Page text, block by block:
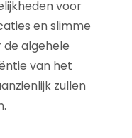
voor
en slimme
algehele
van het
zullen